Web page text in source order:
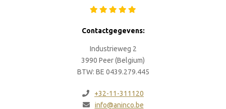
Contactgegevens:
Industrieweg 2
3990 Peer (Belgium)
BTW: BE 0439.279.445
+32-11-311120
info@aninco.be